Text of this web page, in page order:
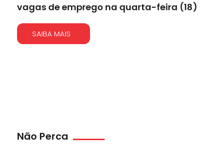
vagas de emprego na quarta-feira (18)
SAIBA MAIS
Não Perca